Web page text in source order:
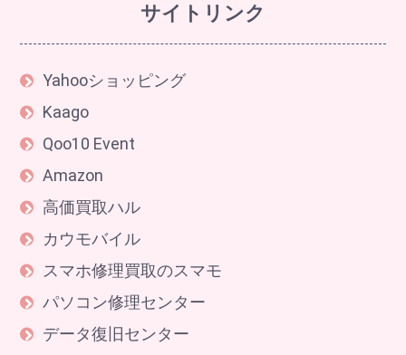
サイトリンク
Yahooショッピング
Kaago
Qoo10 Event
Amazon
高価買取ハル
カウモバイル
スマホ修理買取のスマモ
パソコン修理センター
データ復旧センター